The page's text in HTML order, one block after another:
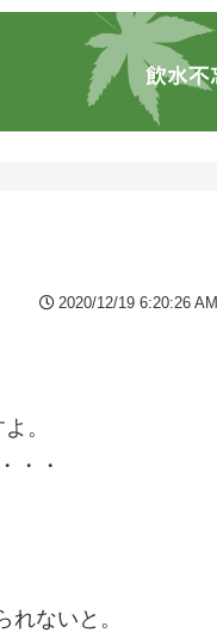
2020/12/19 6:20:26 AM
。
・・
ないと。